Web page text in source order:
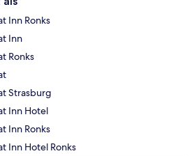
Inn Ronks
Inn
Ronks
Strasburg
Inn Hotel
Inn Ronks
Inn Hotel Ronks